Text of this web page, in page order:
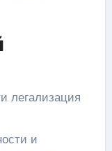
легализация
и